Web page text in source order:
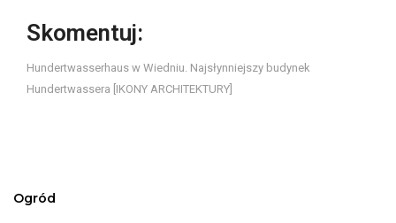
Skomentuj:
Hundertwasserhaus w Wiedniu. Najsłynniejszy budynek
Hundertwassera [IKONY ARCHITEKTURY]
Ogród